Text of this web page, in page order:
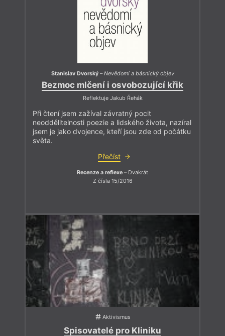
Stanislav Dvorský–Nevědomí a básnický objev
Bezmoc mlčení i osvobozující křik
Reflektuje Jakub Řehák
Při čtení jsem zažíval závratný pocit
neoddělitelnosti poezie a lidského života, nazíral
jsem je jako dvojence, kteří jsou zde od počátku
světa.
Přečíst
Recenze a reflexe – Dvakrát
Z čísla 15/2016
Aktivismus
Spisovatelé pro Kliniku